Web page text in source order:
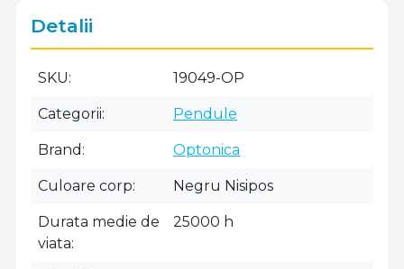
Detalii
SKU 19049-OP
Categorii Pendule
Brand Optonica
Culoare corp Negru Nisipos
Durata medie de
viata
25000 h